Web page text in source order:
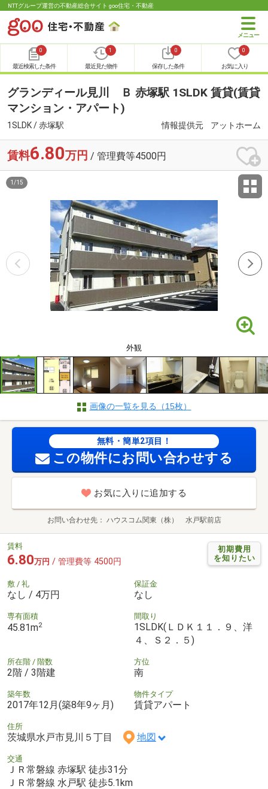
NTTグループ運営の不動産総合サイト goo住宅・不動産
0
最近検索した条件
1
最近見た物件
0
保存した条件
0
お気に入り
グランディール見川 Ｂ 赤塚駅 1SLDK 賃貸(賃貸
マンション・アパート)
1SLDK / 赤塚駅 情報提供元 アットホーム
賃料6.80万円 / 管理費等4500円
外観
1 /15
画像の一覧を見る（15枚）
無料・簡単2項目！
この物件にお問い合わせする
お気に入りに追加する
お問い合わせ先 ハウスコム関東（株） 水戸駅前店
初期費用
を知りたい
賃料
6.80万円 / 管理費等 4500円
敷 / 礼
なし / 4万円
保証金
なし
専有面積
45.81m2
間取り
1SLDK(ＬＤＫ１１．９、洋
４、Ｓ２．５)
所在階 / 階数
2階 / 3階建
方位
南
築年数
2017年12月(築8年9ヶ月)
物件タイプ
賃貸アパート
住所
茨城県水戸市見川５丁目 地図
交通
ＪＲ常磐線 赤塚駅 徒歩31分
ＪＲ常磐線 水戸駅 徒歩5.1km